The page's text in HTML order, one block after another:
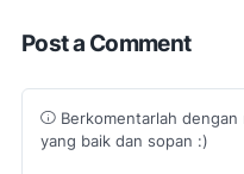
Post a Comment
Berkomentarlah
yang baik dan sopan :)